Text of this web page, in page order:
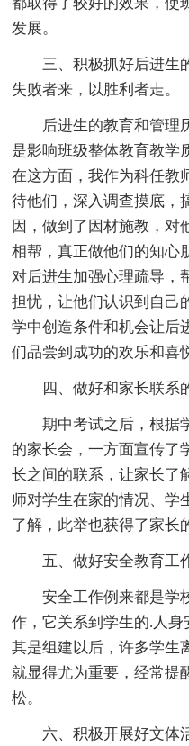
发展。
三、积极抓好后进生
失败者来，以胜利者走。
后进生的教育和管理
是影响班级整体教育教学
在这方面，我作为科任教
待他们，深入调查摸底，
因，做到了因材施教，对
相帮，真正做他们的知心
对后进生加强心理疏导，
担忧，让他们认识到自己
学中创造条件和机会让后
们品尝到成功的欢乐和喜
四、做好和家长联系
期中考试之后，根据
的家长会，一方面宣传了
长之间的联系，让家长了
师对学生在家的情况、学
了解，此举也获得了家长
五、做好安全教育工
安全工作例来都是学
作，它关系到学生的.人
其是组建以后，许多学生
就显得尤为重要，经常提
松。
六、积极开展好文体